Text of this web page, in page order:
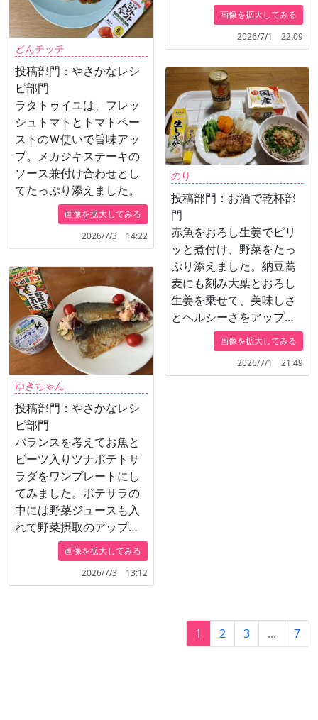
どんチッチ
投稿部門：やさかなレシ
ピ部門
ラタトゥイユは、フレッ
シュトマトとトマトペー
ストのＷ使いで旨味アッ
プ。メカジキステーキの
ソース兼付け合わせとし
てたっぷり添えました。
画像を拡大してみる
2026/7/3 14:22
ゆきちゃん
投稿部門：やさかなレシ
ピ部門
バランスを考えてお魚と
ビーツ入りツナポテトサ
ラダをワンプレートにし
てみました。ポテサラの
中には野菜ジュースも入
れて野菜摂取のアップを
しています。
料理名は鯖塩の野菜もり
もりツナポテト添え
画像を拡大してみる
2026/7/3 13:12
画像を拡大してみる
2026/7/1 22:09
のり
投稿部門：お酒で乾杯部
門
赤魚をおろし生姜でピリ
ッと煮付け、野菜をたっ
ぷり添えました。納豆蕎
麦にも刻み大葉とおろし
生姜を乗せて、美味しさ
とヘルシーさをアップし
ました。身体に優しいメ
ニューで乾杯です。
画像を拡大してみる
2026/7/1 21:49
1 2 3 ... 7